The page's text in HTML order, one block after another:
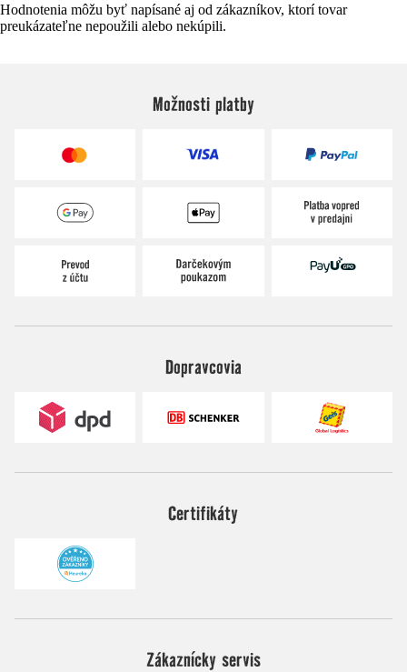
Hodnotenia môžu byť napísané aj od zákazníkov, ktorí tovar
preukázateľne nepoužili alebo nekúpili.
Možnosti platby
Dopravcovia
Certifikáty
Zákaznícky servis